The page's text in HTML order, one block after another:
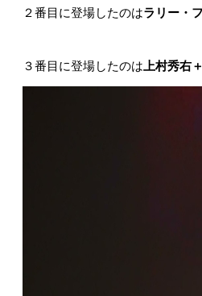
２番目に登場したのはラリー・
３番目に登場したのは上村秀右